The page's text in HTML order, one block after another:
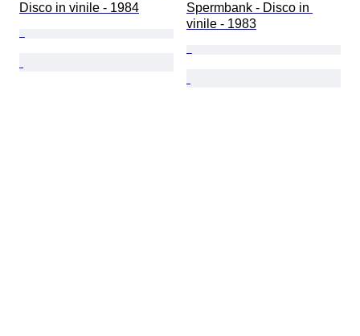
Disco in vinile - 1984
Spermbank - Disco in
vinile - 1983